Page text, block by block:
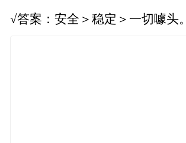
√答案：安全＞稳定＞一切噱头。